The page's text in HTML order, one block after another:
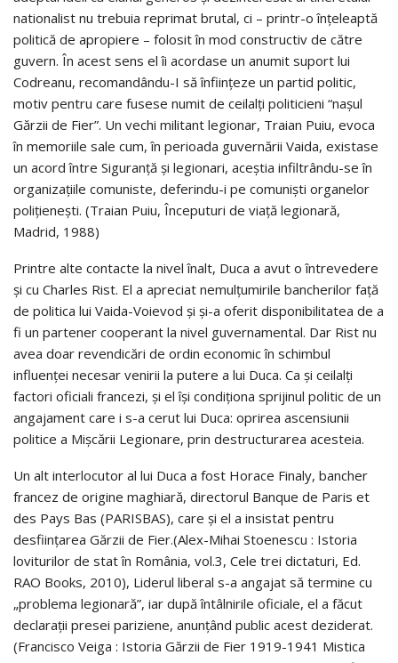
nationalist nu trebuia reprimat brutal, ci – printr-o înțeleaptă
politică de apropiere – folosit în mod constructiv de către
guvern. În acest sens el îi acordase un anumit suport lui
Codreanu, recomandându-I să înființeze un partid politic,
motiv pentru care fusese numit de ceilalți politicieni “nașul
Gărzii de Fier”. Un vechi militant legionar, Traian Puiu, evoca
în memoriile sale cum, în perioada guvernării Vaida, existase
un acord între Siguranță și legionari, aceștia infiltrându-se în
organizațiile comuniste, deferindu-i pe comuniști organelor
polițienești. (Traian Puiu, Începuturi de viață legionară,
Madrid, 1988)
Printre alte contacte la nivel înalt, Duca a avut o întrevedere
și cu Charles Rist. El a apreciat nemulțumirile bancherilor față
de politica lui Vaida-Voievod și și-a oferit disponibilitatea de a
fi un partener cooperant la nivel guvernamental. Dar Rist nu
avea doar revendicări de ordin economic în schimbul
influenței necesar venirii la putere a lui Duca. Ca și ceilalți
factori oficiali francezi, și el își condiționa sprijinul politic de un
angajament care i s-a cerut lui Duca: oprirea ascensiunii
politice a Mişcării Legionare, prin destructurarea acesteia.
Un alt interlocutor al lui Duca a fost Horace Finaly, bancher
francez de origine maghiară, directorul Banque de Paris et
des Pays Bas (PARISBAS), care și el a insistat pentru
desființarea Gărzii de Fier.(Alex-Mihai Stoenescu : Istoria
loviturilor de stat în România, vol.3, Cele trei dictaturi, Ed.
RAO Books, 2010), Liderul liberal s-a angajat să termine cu
„problema legionară”, iar după întâlnirile oficiale, el a făcut
declarații presei pariziene, anunțând public acest deziderat.
(Francisco Veiga : Istoria Gărzii de Fier 1919-1941 Mistica